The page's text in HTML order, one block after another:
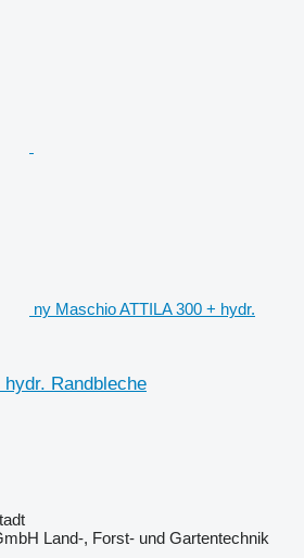
ny Maschio ATTILA 300 + hydr.
hydr. Randbleche
Land-, Forst- und Gartentechnik